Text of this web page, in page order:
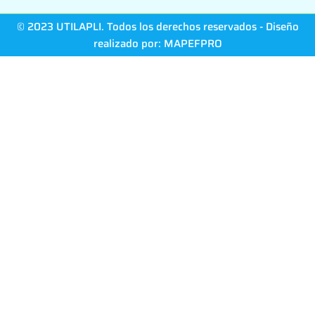
© 2023 UTILAPLI. Todos los derechos reservados - Diseño
realizado por: MAPEFPRO